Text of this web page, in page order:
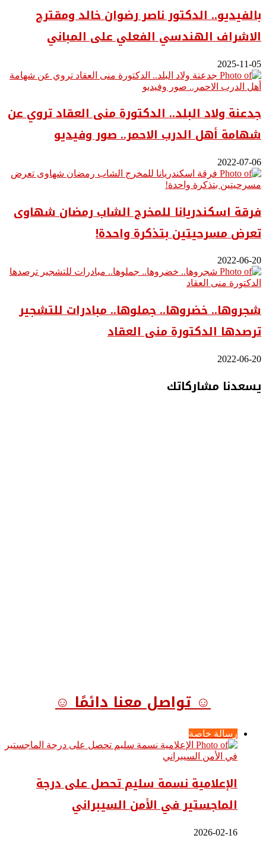
بالفيديو.. ‎الدكتور ناصر رضوان خالد ومقترح
الاشراف الهندسي الفعلي على المباني
2025-11-05
جدعنة ولاد البلد.. الدكتورة منى العقاد تروي عن
شهامة أهل الدرب الاحمر.. صور وفيديو
2022-07-06
فرقة اسكندريانا للمخرج الشاب رمضان شهاوى
تعرض مسرحيتين بتذكرة واحدة!
2022-06-20
شجروها.. خضروها.. جملوها.. مبادرات للتشجير
ترصدها الدكتورة منى العقاد
2022-06-20
يسعدنا مشاركاتك
☺ تواصل معنا دائمًا ☺
رسالة خاصة
الإعلامية نسمة سليم تحصل على درجة
الماجستير في الأمن السيبراني
2026-02-16